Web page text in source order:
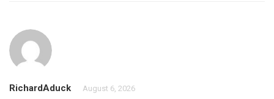
RichardAduck August 6, 2026